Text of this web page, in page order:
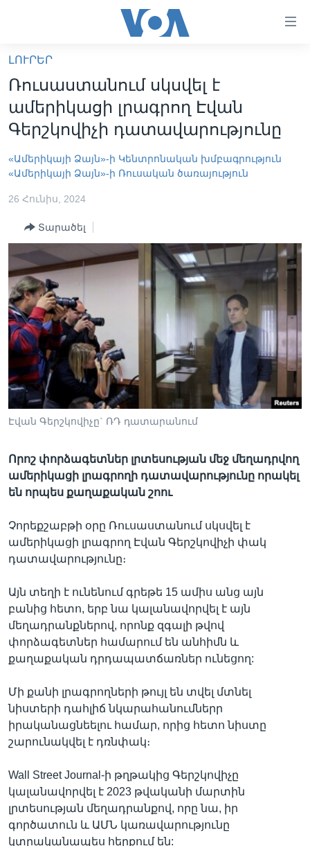
հիմնական
բովանդակությանը
անցնել
հիմնական
բովանդակությանը
բովանդակություն
ԼՈՒՐԵՐ
ՍՓՅՈՒՌՔ
ՖԻԼՄԵՐ
ՖԻԼՄԵՐ
IN ENGLISH
ՄԵՐ ՄԱՍԻՆ
ՄԵՐ ՄԱՍԻՆ
«ԱՄԵՐԻԿԱՅԻ ՁԱՅՆ»-Ի ԿԱՆՈՆԱԴՐՈՒԹՅՈՒՆ
ԿԱՊ ՄԵԶ ՀԵՏ
ՈՒԿՐԱԻՆԱԿԱՆ ՊԱՏԵՐԱԶՄ
Learning English
ՀԵՏԵՒԵՔ ՄԵԶ
Լեզուներ
ԼՈՒՐԵՐ
Ռուսաստանում սկսվել է
ամերիկացի լրագրող Էվան
Գերշկովիչի դատավարությունը
«Ամերիկայի Ձայն»-ի Կենտրոնական խմբագրություն
«Ամերիկայի Ձայն»-ի Ռուսական ծառայություն
26 Հունիս, 2024
Տարածել
Էվան Գերշկովիչը` ՌԴ դատարանում
Որոշ փորձագետներ լրտեսության մեջ մեղադրվող
ամերիկացի լրագրողի դատավարությունը որակել
են որպես քաղաքական շոու
Չորեքշաբթի օրը Ռուսաստանում սկսվել է
ամերիկացի լրագրող Էվան Գերշկովիչի փակ
դատավարությունը։
Այն տեղի է ունենում գրեթե 15 ամիս անց այն
բանից հետո, երբ նա կալանավորվել է այն
մեղադրանքներով, որոնք զգալի թվով
փորձագետներ համարում են անհիմն և
քաղաքական դրդապատճառներ ունեցող:
Մի քանի լրագրողների թույլ են տվել մտնել
նիստերի դահլիճ նկարահանումներր
իրականացնեելու համար, որից հետո նիստը
շարունակվել է դռնփակ։
Wall Street Journal-ի թղթակից Գերշկովիչը
կալանավորվել է 2023 թվականի մարտին
լրտեսության մեղադրանքով, որը նա, իր
գործատուն և ԱՄՆ կառավարությունը
կտրականապես հերքում են: